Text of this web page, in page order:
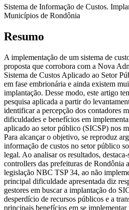
Sistema de Informação de Custos.
Municípios de Rondônia
Resumo
A implementação de um sistema de
proposta que corrobora com a Nova
Sistema de Custos Aplicado ao Setor
em fase embrionária e ainda existem
implantação. Desse modo, este artigo
pesquisa aplicada a partir do
identificar a percepção dos contadores
dificuldades e benefícios em
aplicado ao setor público (SICSP) nos
Para alcançar o objetivo, se reproduz
informação de custos no setor público
legal. Ao analisar os resultados,
controllers das prefeituras de Rondônia
legislação NBC TSP 34, ao não
principal dificuldade apresentada diz
gestores em buscar a implantação do
desperdício de recursos públicos e a
principais benefícios em se